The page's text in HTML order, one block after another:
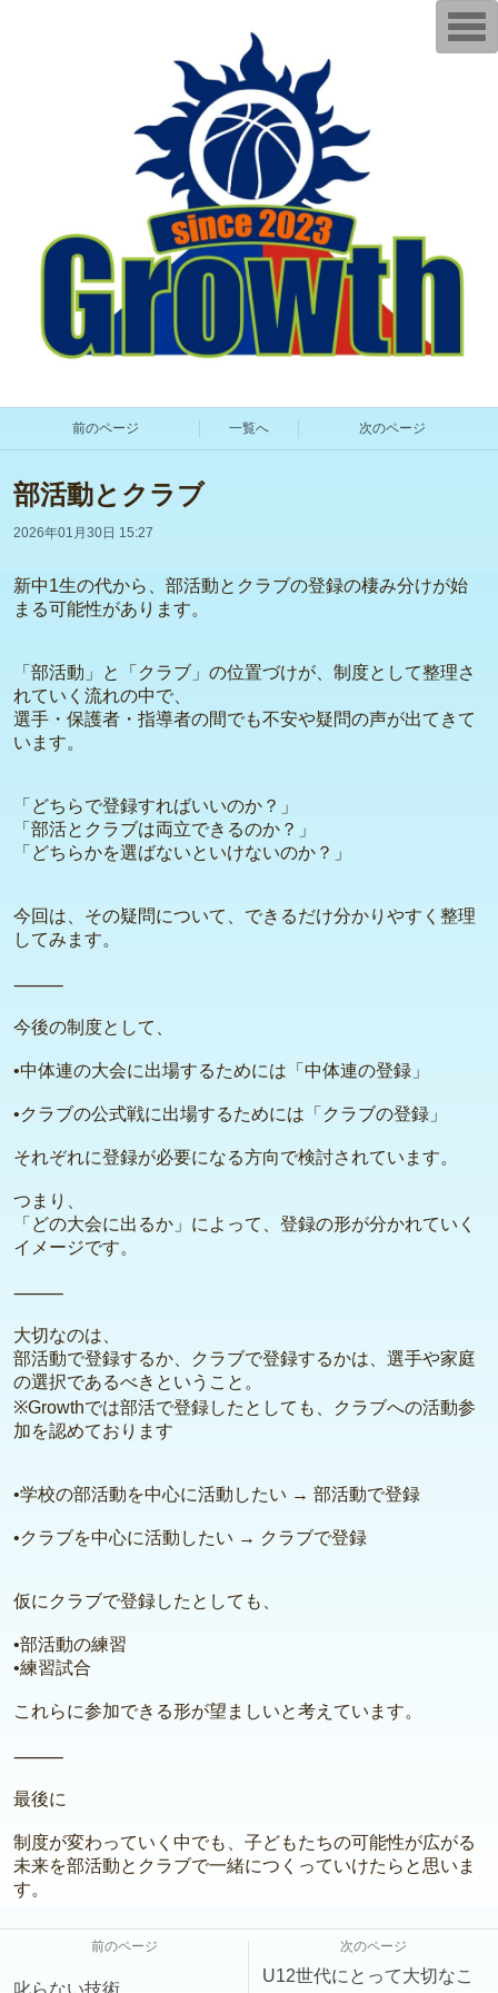
前のページ 一覧へ 次のページ
部活動とクラブ
2026年01月30日 15:27
新中1生の代から、部活動とクラブの登録の棲み分けが始
まる可能性があります。
「部活動」と「クラブ」の位置づけが、制度として整理さ
れていく流れの中で、
選手・保護者・指導者の間でも不安や疑問の声が出てきて
います。
「どちらで登録すればいいのか？」
「部活とクラブは両立できるのか？」
「どちらかを選ばないといけないのか？」
今回は、その疑問について、できるだけ分かりやすく整理
してみます。
⸻
今後の制度として、
•中体連の大会に出場するためには「中体連の登録」
•クラブの公式戦に出場するためには「クラブの登録」
それぞれに登録が必要になる方向で検討されています。
つまり、
「どの大会に出るか」によって、登録の形が分かれていく
イメージです。
⸻
大切なのは、
部活動で登録するか、クラブで登録するかは、選手や家庭
の選択であるべきということ。
※Growthでは部活で登録したとしても、クラブへの活動参
加を認めております
•学校の部活動を中心に活動したい → 部活動で登録
•クラブを中心に活動したい → クラブで登録
仮にクラブで登録したとしても、
•部活動の練習
•練習試合
これらに参加できる形が望ましいと考えています。
⸻
最後に
制度が変わっていく中でも、子どもたちの可能性が広がる
未来を部活動とクラブで一緒につくっていけたらと思いま
す。
前のページ
叱らない技術
次のページ
U12世代にとって大切なこ
T
o
g